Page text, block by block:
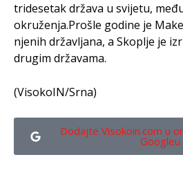
tridesetak država u svijetu,
okruženja.Prošle godine je
njenih državljana, a Skoplje je
drugim državama.
(VisokoIN/Srna)
Dodajte Visokoin.com u
Googleu